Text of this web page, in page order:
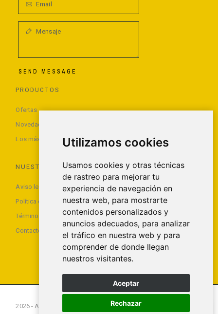
Utilizamos cookies
Usamos cookies y otras técnicas
de rastreo para mejorar tu
experiencia de navegación en
nuestra web, para mostrarte
contenidos personalizados y
anuncios adecuados, para analizar
el tráfico en nuestra web y para
comprender de donde llegan
nuestros visitantes.
Aceptar
Rechazar
SEND MESSAGE
PRODUCTOS
Ofertas
Novedades
Los más vendidos
NUESTRA EMPRESA
Aviso legal
Política de privacidad
Términos y condiciones de uso
Contacte con nosotros
2026 - All rights reserved Foxx Smartech S.L.U